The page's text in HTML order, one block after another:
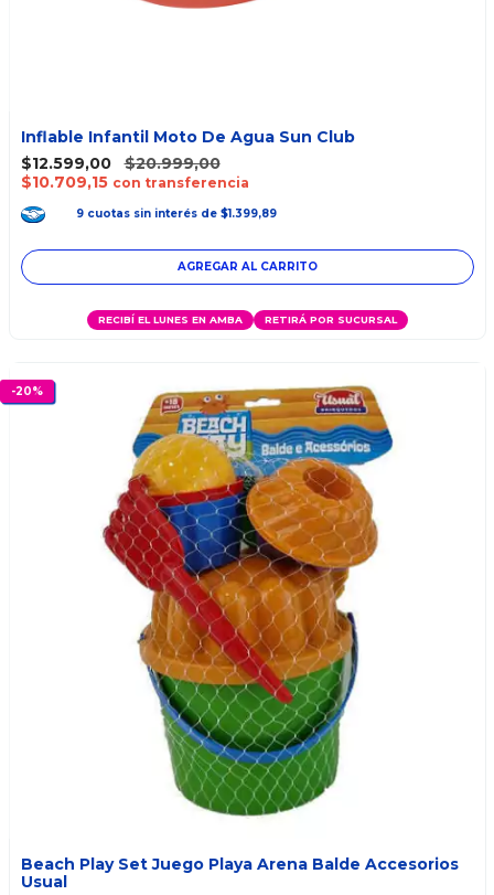
Inflable Infantil Moto De Agua Sun Club
$12.599,00
$20.999,00
$10.709,15 con transferencia
9 cuotas sin interés de $1.399,89
AGREGAR AL CARRITO
RECIBÍ EL LUNES EN AMBA RETIRÁ POR SUCURSAL
-20%
Beach Play Set Juego Playa Arena Balde Accesorios
Usual